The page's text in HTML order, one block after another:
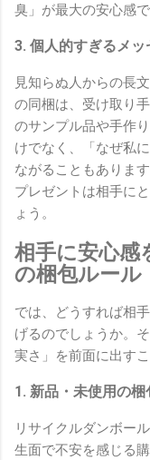
臭」が最大の安心感で
3. 個人的すぎるメッ
見知らぬ人からの長
の同梱は、受け取り
のサンプル品や手作
けでなく、「なぜ私
ながることもありま
プレゼントは相手に
ょう。
相手に安心感
の梱包ルール
では、どうすれば相
げるのでしょうか。
実さ」を前面に出すこ
1. 新品・未使用の
リサイクルダンボー
生面で不安を感じる